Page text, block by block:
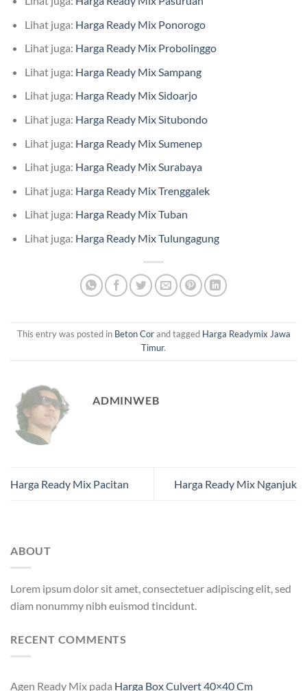
Lihat juga: Harga Ready Mix Ponorogo
Lihat juga: Harga Ready Mix Probolinggo
Lihat juga: Harga Ready Mix Sampang
Lihat juga: Harga Ready Mix Sidoarjo
Lihat juga: Harga Ready Mix Situbondo
Lihat juga: Harga Ready Mix Sumenep
Lihat juga: Harga Ready Mix Surabaya
Lihat juga: Harga Ready Mix Trenggalek
Lihat juga: Harga Ready Mix Tuban
Lihat juga: Harga Ready Mix Tulungagung
This entry was posted in Beton Corand tagged Harga Readymix Jawa
Timur.
ADMINWEB
Harga Ready Mix Pacitan Harga Ready Mix Nganjuk
ABOUT
Lorem ipsum dolor sit amet, consectetuer adipiscing elit, sed
diam nonummy nibh euismod tincidunt.
RECENT COMMENTS
Agen Ready Mix pada Harga Box Culvert 40×40 Cm